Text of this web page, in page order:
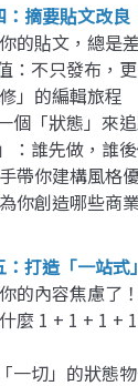
摘要貼文改良
的貼文，總是
：不只發布，
」的編輯旅程
個「狀態」來
：誰先做，誰
帶你建構風格
你創造哪些商
打造「一站式
的內容焦慮了！
麼 1 + 1 + 1 +
一切」的狀態